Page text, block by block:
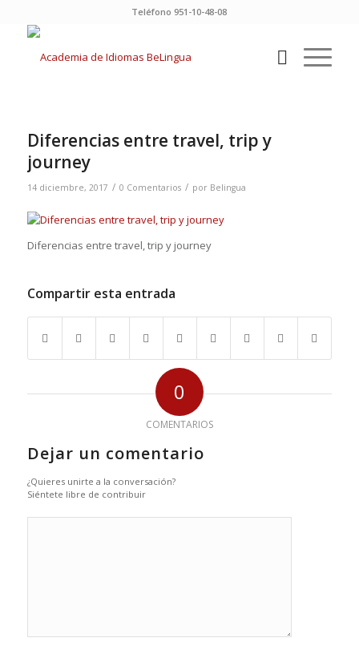
Teléfono 951-10-48-08
Diferencias entre travel, trip y
journey
14 diciembre, 2017 / 0 Comentarios / por Belingua
Diferencias entre travel, trip y journey
Compartir esta entrada
0
COMENTARIOS
Dejar un comentario
¿Quieres unirte a la conversación?
Siéntete libre de contribuir